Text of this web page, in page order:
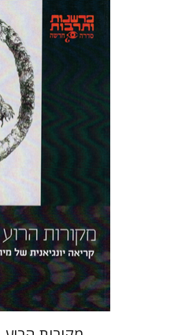
אילנה לח
הנחת אתר
$28